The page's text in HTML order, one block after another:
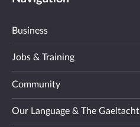
Business
Jobs & Training
Community
Our Language & The Gaeltacht